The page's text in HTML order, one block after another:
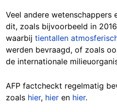
Veel andere wetenschappers
dit, zoals bijvoorbeeld in
waarbij tientallen
werden bevraagd, of zoals
de internationale
AFP factcheckt regelmatig
zoals hier, hier en hier.